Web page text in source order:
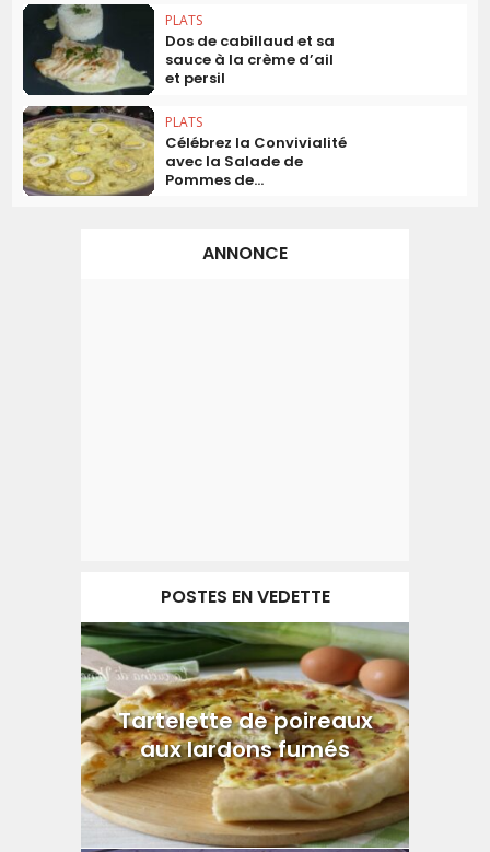
PLATS
Dos de cabillaud et sa
sauce à la crème d’ail
et persil
PLATS
Célébrez la Convivialité
avec la Salade de
Pommes de...
ANNONCE
POSTES EN VEDETTE
Tartelette de poireaux
aux lardons fumés